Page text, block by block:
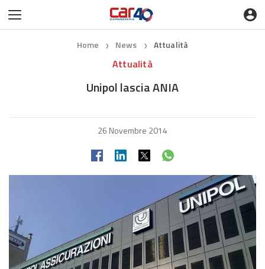
Home ❯ News ❯ Attualità
Attualità
Unipol lascia ANIA
26 Novembre 2014